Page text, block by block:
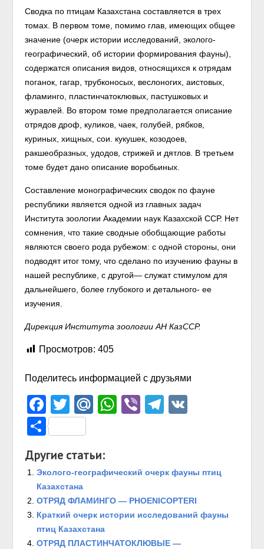
Сводка по птицам Казахстана составляется в трех
томах. В первом томе, помимо глав, имеющих общее
значение (очерк истории исследований, эколого-
географический, об истории формирования фауны),
содержатся описания видов, относящихся к отрядам
поганок, гагар, трубконосых, веслоногих, аистовых,
фламинго, пластинчатоклювых, пастушковых и
журавлей. Во втором томе предполагается описание
отрядов дроф, куликов, чаек, голубей, рябков,
куриных, хищных, сои. кукушек, козодоев,
ракшеобразных, удодов, стрижей и дятлов. В третьем
томе будет дано описание воробьиных.
Составление монографических сводок по фауне
республики является одной из главных задач
Института зоологии Академии наук Казахской ССР. Нет
сомнения, что такие сводные обобщающие работы
являются своего рода рубежом: с одной стороны, они
подводят итог тому, что сделано по изучению фауны в
нашей республике, с другой— служат стимулом для
дальнейшего, более глубокого и детального- ее
изучения.
Дирекция Института зоологии АН КазССР.
Просмотров: 405
Поделитесь информацией с друзьями
Facebook
TwitterMail.Ru
WhatsApp
ViberTelegram
Отправить
Другие статьи:
Эколого-географический очерк фауны птиц
Казахстана
ОТРЯД ФЛАМИНГО — PHOENICOPTERI
Краткий очерк истории исследований фауны
птиц Казахстана
ОТРЯД ПЛАСТИНЧАТОКЛЮВЫЕ —